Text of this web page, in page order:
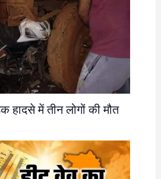
हादसे में तीन लोगों की मौत